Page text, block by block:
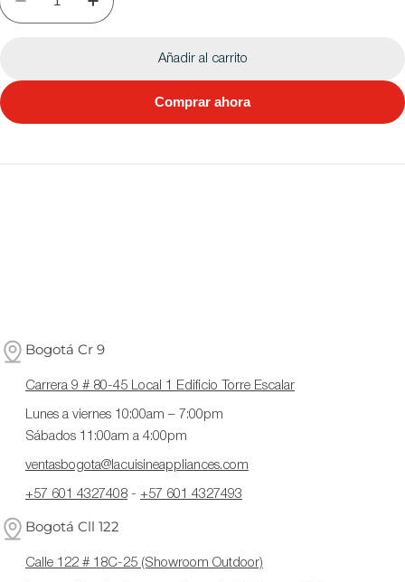
Añadir al carrito
Comprar ahora
Bogotá Cr 9
Carrera 9 # 80-45 Local 1 Edificio Torre Escalar
Lunes a viernes 10:00am – 7:00pm
Sábados 11:00am a 4:00pm
ventasbogota@lacuisineappliances.com
+57 601 4327408 - +57 601 4327493
Bogotá Cll 122
Calle 122 # 18C-25 (Showroom Outdoor)